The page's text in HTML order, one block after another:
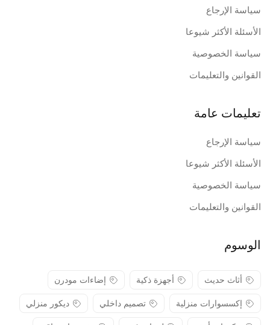
سياسة الإرجاع
الأسئلة الأكثر شيوعا
سياسة الخصوصية
القوانين والتعليمات
تعليمات عامة
سياسة الإرجاع
الأسئلة الأكثر شيوعا
سياسة الخصوصية
القوانين والتعليمات
الوسوم
أثاث حديث أجهزة ذكية
إضاءات مودرن
إكسسوارات منزلية
تصميم داخلي
ديكور منزلي